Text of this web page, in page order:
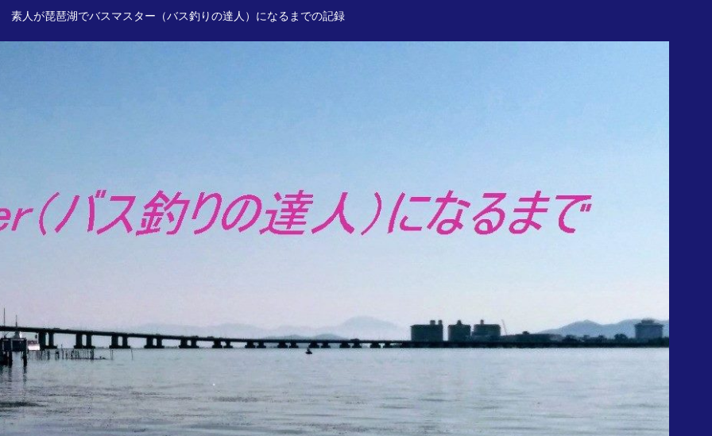
素人が琵琶湖でバスマスター（バス釣りの達人）になるまでの記録